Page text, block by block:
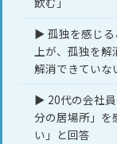
▶ 孤独を感じる
上が、孤独を解
解消できていな
▶ 20代の会社
分の居場所」を
い」と回答